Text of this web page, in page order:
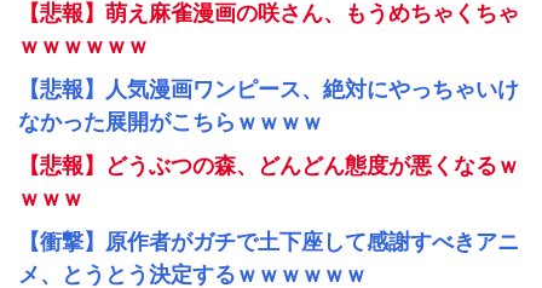
【悲報】萌え麻雀漫画の咲さん、もうめちゃくちゃ
ｗｗｗｗｗｗ
【悲報】人気漫画ワンピース、絶対にやっちゃいけ
なかった展開がこちらｗｗｗｗ
【悲報】どうぶつの森、どんどん態度が悪くなるｗ
ｗｗｗ
【衝撃】原作者がガチで土下座して感謝すべきアニ
メ、とうとう決定するｗｗｗｗｗｗ